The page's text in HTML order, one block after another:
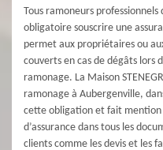
Tous ramoneurs
obligatoire souscrire une
permet aux propriétaires ou
couverts en cas de dégâts lors
ramonage. La Maison
ramonage à Aubergenville,
cette obligation et fait
d’assurance dans tous les
clients comme les devis et les